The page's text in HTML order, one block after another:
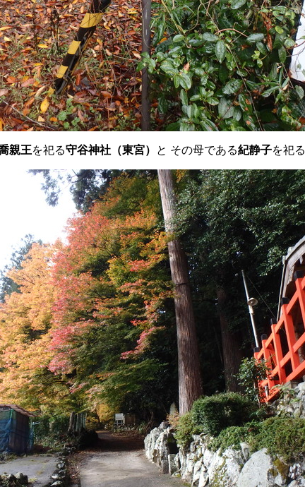
親王を祀る守谷神社（東宮） と その母である紀静子を祀る